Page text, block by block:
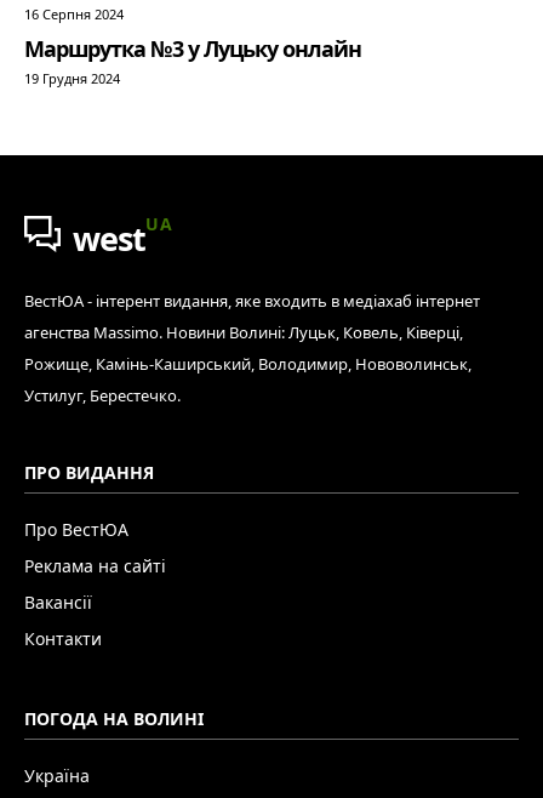
16 Серпня 2024
Маршрутка №3 у Луцьку онлайн
19 Грудня 2024
westUA
ВестЮА - інтерент видання, яке входить в медіахаб інтернет
агенства Massimo. Новини Волині: Луцьк, Ковель, Ківерці,
Рожище, Камінь-Каширський, Володимир, Нововолинськ,
Устилуг, Берестечко.
ПРО ВИДАННЯ
Про ВестЮА
Реклама на сайті
Вакансії
Контакти
ПОГОДА НА ВОЛИНІ
Україна